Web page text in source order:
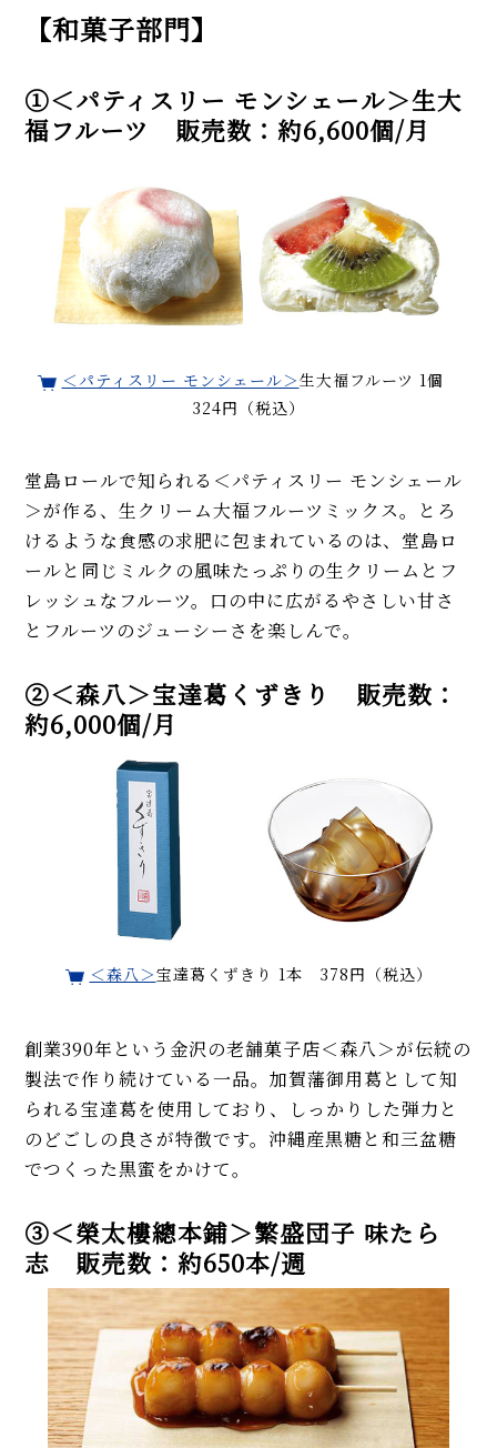
【和菓子部門】
①＜パティスリー モンシェール＞生大
福フルーツ 販売数：約6,600個/月
＜パティスリー モンシェール＞生大福フルーツ 1個
324円（税込）
堂島ロールで知られる＜パティスリー モンシェール
＞が作る、生クリーム大福フルーツミックス。とろ
けるような食感の求肥に包まれているのは、堂島ロ
ールと同じミルクの風味たっぷりの生クリームとフ
レッシュなフルーツ。口の中に広がるやさしい甘さ
とフルーツのジューシーさを楽しんで。
②＜森八＞宝達葛くずきり 販売数：
約6,000個/月
＜森八＞宝達葛くずきり 1本 378円（税込）
創業390年という金沢の老舗菓子店＜森八＞が伝統の
製法で作り続けている一品。加賀藩御用葛として知
られる宝達葛を使用しており、しっかりした弾力と
のどごしの良さが特徴です。沖縄産黒糖と和三盆糖
でつくった黒蜜をかけて。
③＜榮太樓總本鋪＞繁盛団子 味たら
志 販売数：約650本/週